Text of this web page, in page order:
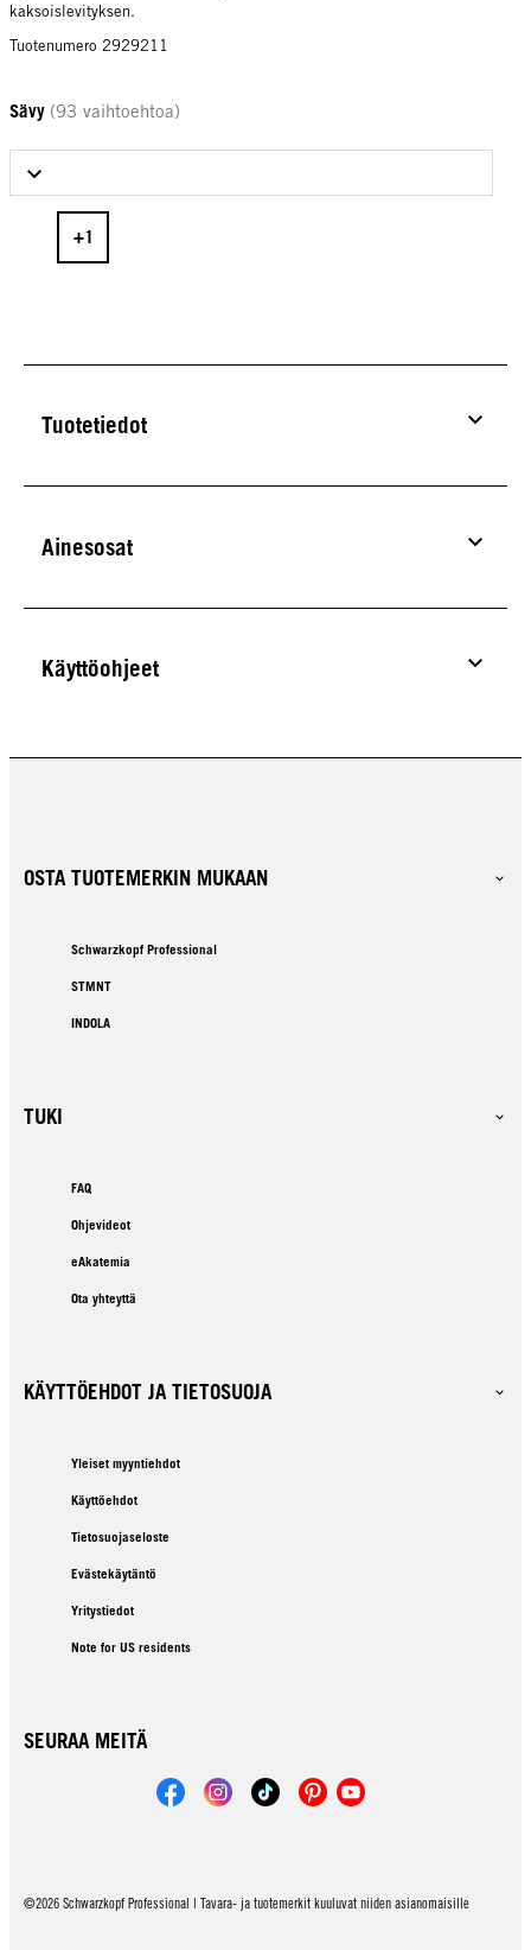
kaksoislevityksen.
Tuotenumero 2929211
Sävy (93 vaihtoehtoa)
Select Sävy
Tuotetiedot
Ainesosat
Käyttöohjeet
OSTA TUOTEMERKIN MUKAAN
Schwarzkopf Professional
STMNT
INDOLA
TUKI
FAQ
Ohjevideot
eAkatemia
Ota yhteyttä
KÄYTTÖEHDOT JA TIETOSUOJA
Yleiset myyntiehdot
Käyttöehdot
Tietosuojaseloste
Evästekäytäntö
Yritystiedot
Note for US residents
SEURAA MEITÄ
©2026 Schwarzkopf Professional | Tavara- ja tuotemerkit kuuluvat niiden asianomaisille